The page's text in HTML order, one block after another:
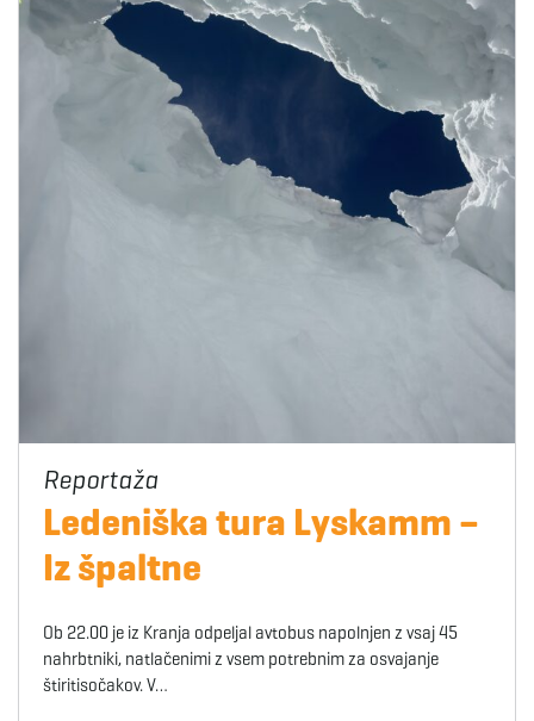
Ledeniška tura Lyskamm –
Iz špaltne
Ob 22.00 je iz Kranja odpeljal avtobus napolnjen z vsaj 45
nahrbtniki, natlačenimi z vsem potrebnim za osvajanje
štiritisočakov. V…